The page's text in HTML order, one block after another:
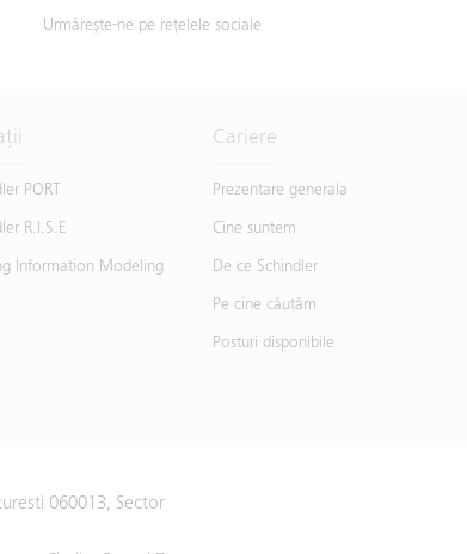
Urmărește-ne pe rețelele sociale
PORT
R.I.S.E
Information Modeling
Cariere
Prezentare generala
Cine suntem
De ce Schindler
Pe cine căutăm
Posturi disponibile
060013, Sector